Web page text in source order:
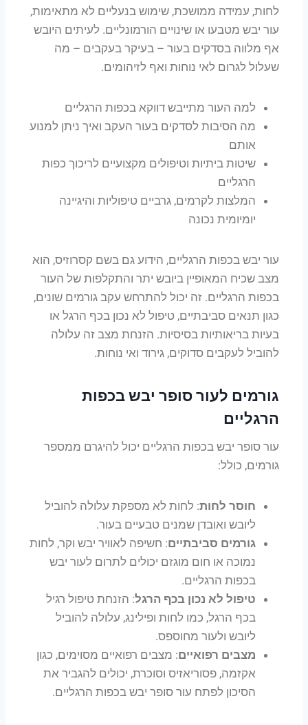
לחות, עמידה ממושכת, שימוש בנעליים לא מתאימות,
עור יבש מטבעו או שינויים הורמונליים. לעיתים היובש
אף מלווה בסדקים בעור – בעיקר בעקבים – מה
שעלול לגרום לאי נוחות ואף לזיהומים.
למה העור מתייבש דווקא בכפות הרגליים
מה הסיבות לסדקים בעור העקב ואיך ניתן למנוע
אותם
שיטות ביתיות וטיפולים מקצועיים לריכוך כפות
הרגליים
המלצות לקרמים, גרביים טיפוליות והיגיינה
יומיומית נכונה
עור יבש בכפות הרגליים, הידוע גם בשם קסרוזיס, הוא
מצב שכיח המאופיין ביובש יתר והתקלפות של העור
בכפות הרגליים. זה יכול להתרחש עקב גורמים שונים,
כגון תנאים סביבתיים, טיפול לא נכון בכף הרגל או
בעיות בריאותיות בסיסיות. הזנחת מצב זה עלולה
להוביל לעקבים סדוקים, גירוד ואי נוחות.
גורמים לעור סופר יבש בכפות
הרגליים
עור סופר יבש בכפות הרגליים יכול להיגרם ממספר
גורמים, כולל:
חוסר לחות: לחות לא מספקת עלולה להוביל
ליובש ואובדן שמנים טבעיים בעור.
גורמים סביבתיים: חשיפה לאוויר יבש וקר, לחות
נמוכה או חום מוגזם יכולים לתרום לעור יבש
בכפות הרגליים.
טיפול לא נכון בכף הרגל: הזנחת טיפול רגיל
בכף הרגל, כמו לחות ופילינג, עלולה להוביל
ליובש ולעור מחוספס.
מצבים רפואיים: מצבים רפואיים מסוימים, כגון
אקזמה, פסוריאזיס וסוכרת, יכולים להגביר את
הסיכון לפתח עור סופר יבש בכפות הרגליים.